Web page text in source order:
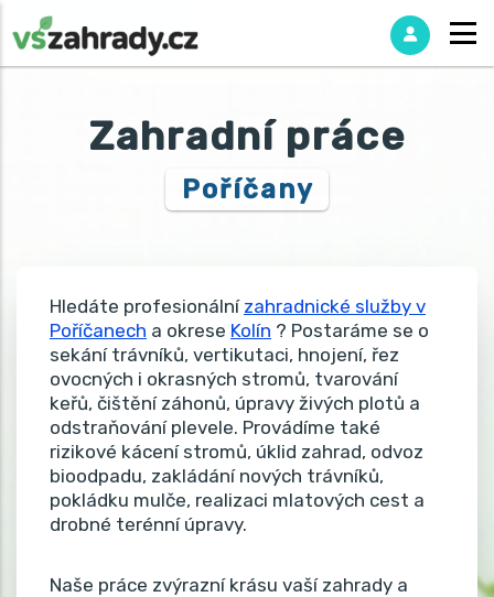
Zahradní práce
Poříčany
Hledáte profesionální zahradnické služby v
Poříčanech a okrese Kolín ? Postaráme se o
sekání trávníků, vertikutaci, hnojení, řez
ovocných i okrasných stromů, tvarování
keřů, čištění záhonů, úpravy živých plotů a
odstraňování plevele. Provádíme také
rizikové kácení stromů, úklid zahrad, odvoz
bioodpadu, zakládání nových trávníků,
pokládku mulče, realizaci mlatových cest a
drobné terénní úpravy.
Naše práce zvýrazní krásu vaší zahrady a